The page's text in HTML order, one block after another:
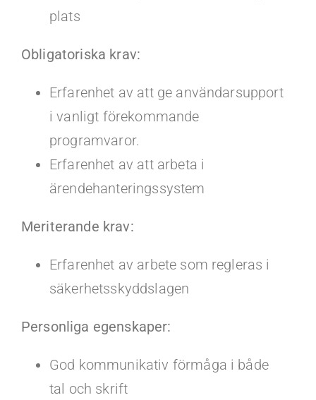
plats
Obligatoriska krav:
Erfarenhet av att ge användarsupport
i vanligt förekommande
programvaror.
Erfarenhet av att arbeta i
ärendehanteringssystem
Meriterande krav:
Erfarenhet av arbete som regleras i
säkerhetsskyddslagen
Personliga egenskaper:
God kommunikativ förmåga i både
tal och skrift